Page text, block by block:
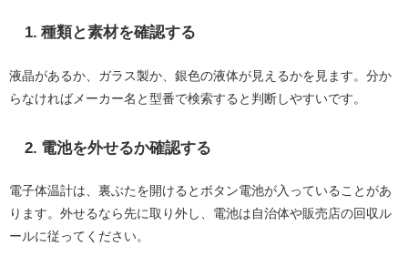
1. 種類と素材を確認する
液晶があるか、ガラス製か、銀色の液体が見えるかを見ます。分か
らなければメーカー名と型番で検索すると判断しやすいです。
2. 電池を外せるか確認する
電子体温計は、裏ぶたを開けるとボタン電池が入っていることがあ
ります。外せるなら先に取り外し、電池は自治体や販売店の回収ル
ールに従ってください。